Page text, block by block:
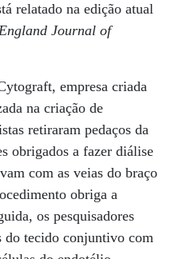
relatado na edição atual
Journal of
empresa criada
na criação de
retiraram pedaços da
obrigados a fazer diálise
com as veias do braço
obriga a
os pesquisadores
do tecido conjuntivo com